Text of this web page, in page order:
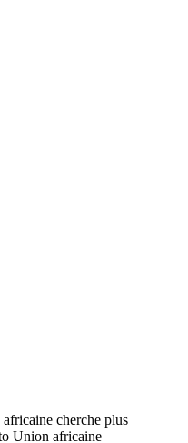
cherche plus
Union africaine